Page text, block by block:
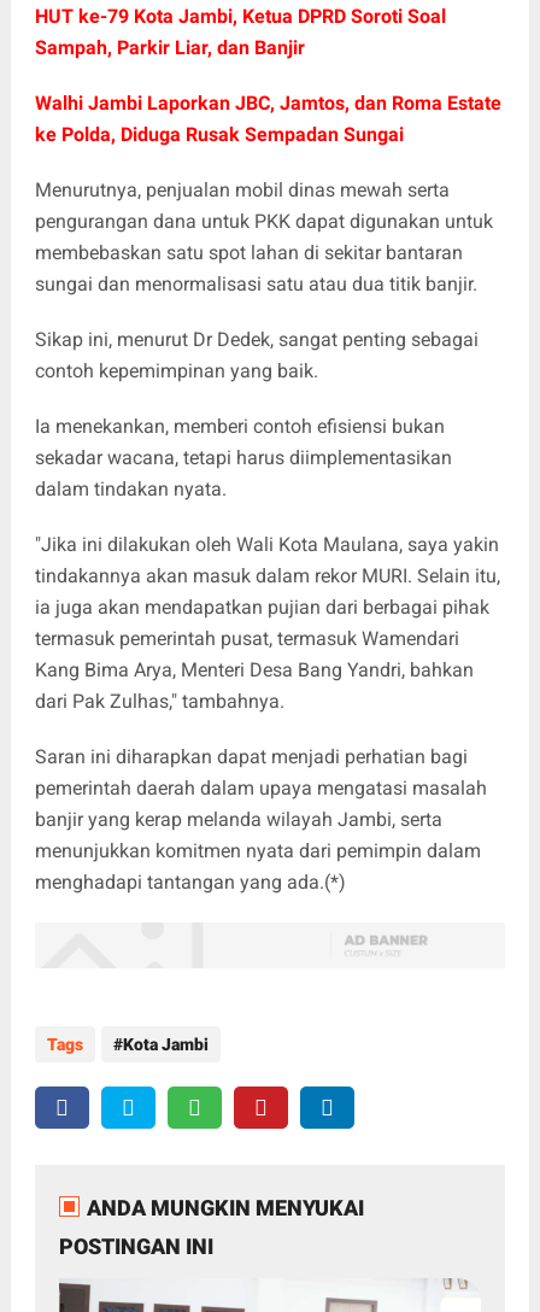
HUT ke-79 Kota Jambi, Ketua DPRD Soroti Soal
Sampah, Parkir Liar, dan Banjir
Walhi Jambi Laporkan JBC, Jamtos, dan Roma Estate
ke Polda, Diduga Rusak Sempadan Sungai
Menurutnya, penjualan mobil dinas mewah serta
pengurangan dana untuk PKK dapat digunakan untuk
membebaskan satu spot lahan di sekitar bantaran
sungai dan menormalisasi satu atau dua titik banjir.
Sikap ini, menurut Dr Dedek, sangat penting sebagai
contoh kepemimpinan yang baik.
Ia menekankan, memberi contoh efisiensi bukan
sekadar wacana, tetapi harus diimplementasikan
dalam tindakan nyata.
"Jika ini dilakukan oleh Wali Kota Maulana, saya yakin
tindakannya akan masuk dalam rekor MURI. Selain itu,
ia juga akan mendapatkan pujian dari berbagai pihak
termasuk pemerintah pusat, termasuk Wamendari
Kang Bima Arya, Menteri Desa Bang Yandri, bahkan
dari Pak Zulhas," tambahnya.
Saran ini diharapkan dapat menjadi perhatian bagi
pemerintah daerah dalam upaya mengatasi masalah
banjir yang kerap melanda wilayah Jambi, serta
menunjukkan komitmen nyata dari pemimpin dalam
menghadapi tantangan yang ada.(*)
Tags Kota Jambi
ANDA MUNGKIN MENYUKAI
POSTINGAN INI